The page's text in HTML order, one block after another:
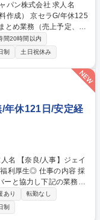
株式会社 求人名
作成） 京セラG/年休125
援■販売代理店に向けた
日次では売上
料作成を行っていただ
りまとめ等は、先輩社員
。月次・年次の業務につ
。業務を覚えていただ
きたいと考えておりま
間20時間以内
制 土日祝休み
/年休121日/安定経
事の内容 採
ーと協力し下記の業務を
ためにメンバーで協力
だきます。 【採用
10名 採用に関しては、
あり
転勤なし
制